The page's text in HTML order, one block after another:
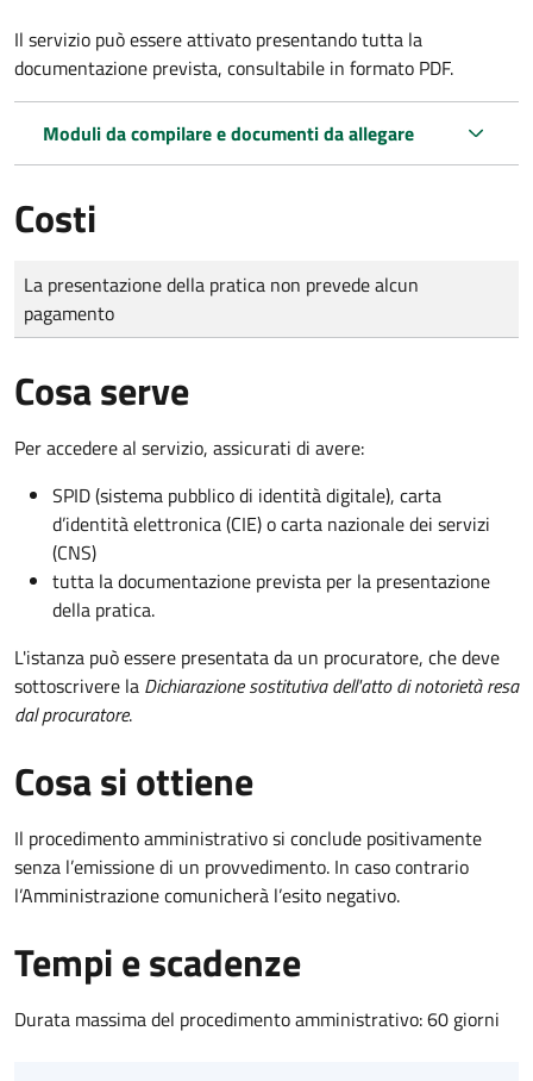
Il servizio può essere attivato presentando tutta la
documentazione prevista, consultabile in formato PDF.
Moduli da compilare e documenti da allegare
Costi
Tipo di pagamento
Importo
La presentazione della pratica non prevede alcun
pagamento
Cosa serve
Per accedere al servizio, assicurati di avere:
SPID (sistema pubblico di identità digitale), carta
d’identità elettronica (CIE) o carta nazionale dei servizi
(CNS)
tutta la documentazione prevista per la presentazione
della pratica.
L'istanza può essere presentata da un procuratore, che deve
sottoscrivere la Dichiarazione sostitutiva dell'atto di notorietà resa
dal procuratore.
Cosa si ottiene
Il procedimento amministrativo si conclude positivamente
senza l’emissione di un provvedimento. In caso contrario
l’Amministrazione comunicherà l’esito negativo.
Tempi e scadenze
Durata massima del procedimento amministrativo: 60 giorni